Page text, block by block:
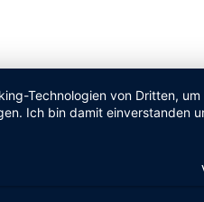
Technologien von Dritten,
Ich bin damit einverstanden